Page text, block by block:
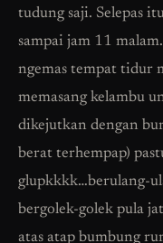
tudung saji. Selepas
sampai jam 11
ngemas tempat tidur
memasang kelambu
dikejutkan dengan
berat terhempap)
glupkkkk…berulang-
bergolek-golek pula
atas atap bumbung